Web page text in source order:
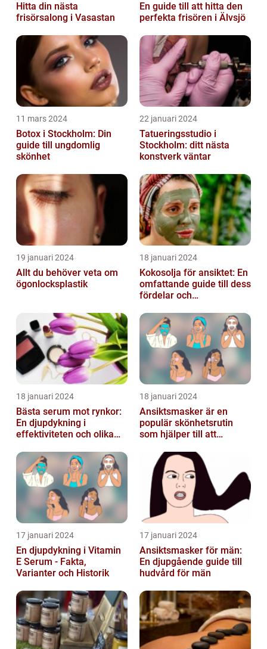
Hitta din nästa
frisörsalong i Vasastan
En guide till att hitta den
perfekta frisören i Älvsjö
11 mars 2024
Botox i Stockholm: Din
guide till ungdomlig
skönhet
22 januari 2024
Tatueringsstudio i
Stockholm: ditt nästa
konstverk väntar
19 januari 2024
Allt du behöver veta om
ögonlocksplastik
18 januari 2024
Kokosolja för ansiktet: En
omfattande guide till dess
fördelar och
18 januari 2024
Bästa serum mot rynkor:
En djupdykning i
effektiviteten och olika
18 januari 2024
Ansiktsmasker är en
populär skönhetsrutin
som hjälper till att
huden
17 januari 2024
En djupdykning i Vitamin
E Serum - Fakta,
Varianter och Historik
17 januari 2024
Ansiktsmasker för män:
En djupgående guide till
hudvård för män